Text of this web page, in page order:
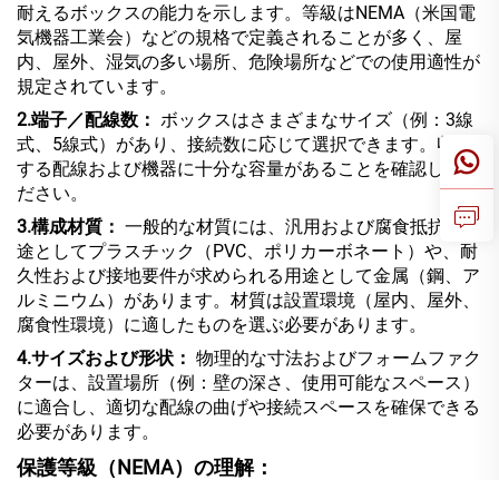
耐えるボックスの能力を示します。等級はNEMA（米国電
気機器工業会）などの規格で定義されることが多く、屋
内、屋外、湿気の多い場所、危険場所などでの使用適性が
規定されています。
2.端子／配線数： ボックスはさまざまなサイズ（例：3線
式、5線式）があり、接続数に応じて選択できます。収容
する配線および機器に十分な容量があることを確認してく
ださい。
3.構成材質： 一般的な材質には、汎用および腐食抵抗性用
途としてプラスチック（PVC、ポリカーボネート）や、耐
久性および接地要件が求められる用途として金属（鋼、ア
ルミニウム）があります。材質は設置環境（屋内、屋外、
腐食性環境）に適したものを選ぶ必要があります。
4.サイズおよび形状： 物理的な寸法およびフォームファク
ターは、設置場所（例：壁の深さ、使用可能なスペース）
に適合し、適切な配線の曲げや接続スペースを確保できる
必要があります。
保護等級（NEMA）の理解：